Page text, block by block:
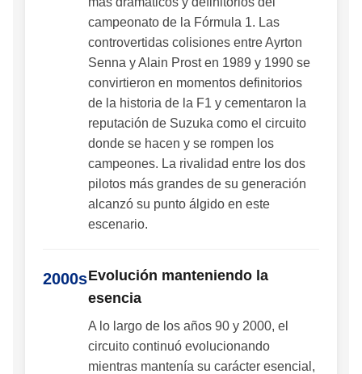
campeonato de la Fórmula 1. Las
controvertidas colisiones entre Ayrton
Senna y Alain Prost en 1989 y 1990 se
convirtieron en momentos definitorios
de la historia de la F1 y cementaron la
reputación de Suzuka como el circuito
donde se hacen y se rompen los
campeones. La rivalidad entre los dos
pilotos más grandes de su generación
alcanzó su punto álgido en este
escenario.
2000sEvolución manteniendo la
esencia
A lo largo de los años 90 y 2000, el
circuito continuó evolucionando
mientras mantenía su carácter esencial,